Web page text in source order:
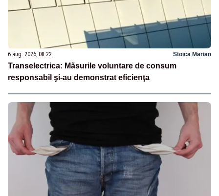
6 aug. 2026, 08:22 Stoica Marian
Transelectrica: Măsurile voluntare de consum
responsabil şi-au demonstrat eficienţa